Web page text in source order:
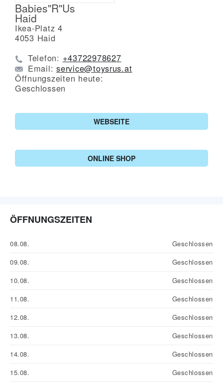
Babies"R"Us
Haid
Ikea-Platz 4
4053 Haid
Telefon: +43722978627
Email:service@toysrus.at
Öffnungszeiten heute:
Geschlossen
WEBSEITE
ONLINE SHOP
ÖFFNUNGSZEITEN
08.08.
Geschlossen
09.08.
Geschlossen
10.08.
Geschlossen
11.08.
Geschlossen
12.08.
Geschlossen
13.08.
Geschlossen
14.08.
Geschlossen
15.08.
Geschlossen